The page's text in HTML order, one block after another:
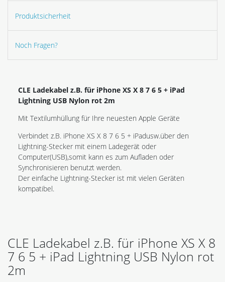
Produktsicherheit
Noch Fragen?
CLE Ladekabel z.B. für iPhone XS X 8 7 6 5 + iPad
Lightning USB Nylon rot 2m
Mit Textilumhüllung für Ihre neuesten Apple Geräte
Verbindet z.B. iPhone XS X 8 7 6 5 + iPadusw.über den
Lightning-Stecker mit einem Ladegerät oder
Computer(USB),somit kann es zum Aufladen oder
Synchronisieren benutzt werden.
Der einfache Lightning-Stecker ist mit vielen Geräten
kompatibel.
CLE Ladekabel z.B. für iPhone XS X 8
7 6 5 + iPad Lightning USB Nylon rot
2m